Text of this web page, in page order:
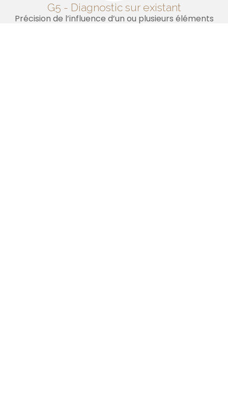
G5 - Diagnostic sur existant
Précision de l’influence d’un ou plusieurs éléments